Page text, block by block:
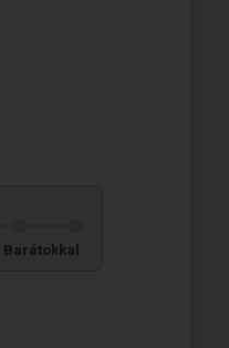
Barátokkal